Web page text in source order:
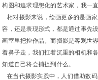
构图和追求理想化的艺术家，我一
相对摄影来说，绘画更多的是画
容，还是表现形式，都是通过事先
画室里把控作品。而摄影是客观世
着鼻子走，我们扛着沉重的相机和
知道自己将会捕捉到什么。
在当代摄影实践中，人们借助数